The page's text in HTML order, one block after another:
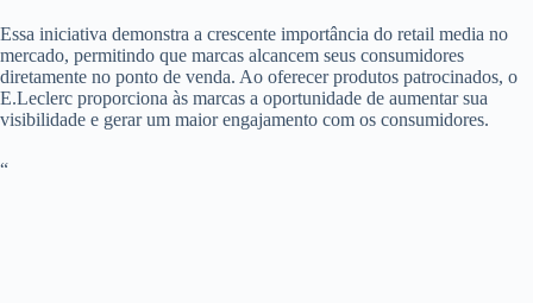
Essa iniciativa demonstra a crescente importância do retail media no
mercado, permitindo que marcas alcancem seus consumidores
diretamente no ponto de venda. Ao oferecer produtos patrocinados, o
E.Leclerc proporciona às marcas a oportunidade de aumentar sua
visibilidade e gerar um maior engajamento com os consumidores.
“